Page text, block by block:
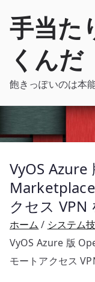
手当た
くんだ
飽きっぽいのは本
VyOS Azure
クセス VPN
ホーム システム
VyOS Azure 版
モートアクセス